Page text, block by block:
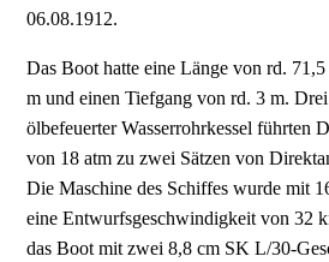
06.08.1912.
Das Boot hatte eine Länge von rd.
m und einen Tiefgang von rd. 3 m.
ölbefeuerter Wasserrohrkessel führten
von 18 atm zu zwei Sätzen von
Die Maschine des Schiffes wurde mit
eine Entwurfsgeschwindigkeit von 32
das Boot mit zwei 8,8 cm SK L/30-